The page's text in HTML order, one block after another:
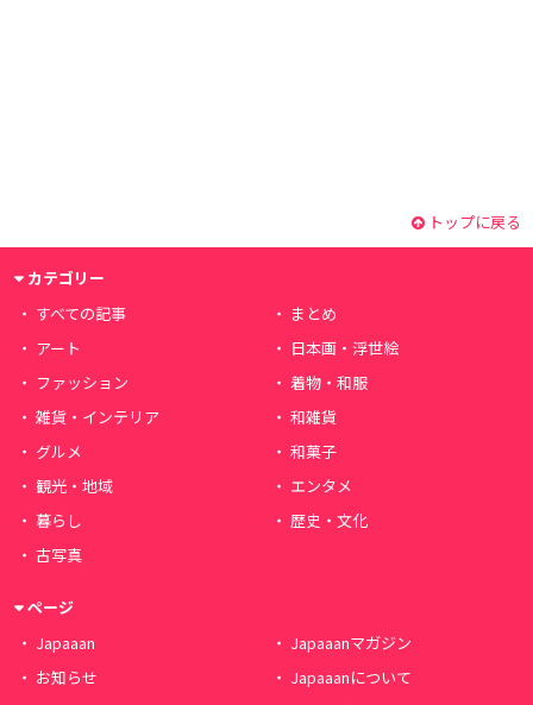
トップに戻る
カテゴリー
すべての記事
まとめ
アート
日本画・浮世絵
ファッション
着物・和服
雑貨・インテリア
和雑貨
グルメ
和菓子
観光・地域
エンタメ
暮らし
歴史・文化
古写真
ページ
Japaaan
Japaaanマガジン
お知らせ
Japaaanについて